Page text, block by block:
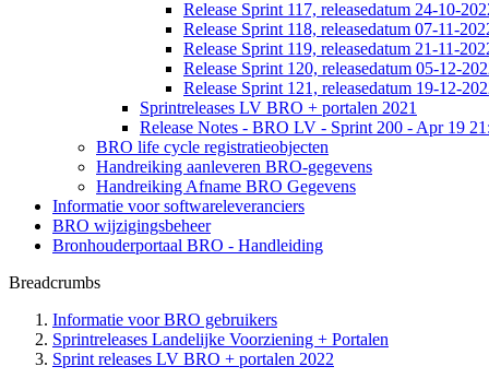
Release Sprint 117, releasedatum 24-10-
Release Sprint 118, releasedatum 07-11-
Release Sprint 119, releasedatum 21-11-
Release Sprint 120, releasedatum 05-12-
Release Sprint 121, releasedatum 19-12-
Sprintreleases LV BRO + portalen 2021
Release Notes - BRO LV - Sprint 200 - Apr 19
BRO life cycle registratieobjecten
Handreiking aanleveren BRO-gegevens
Handreiking Afname BRO Gegevens
Informatie voor softwareleveranciers
BRO wijzigingsbeheer
Bronhouderportaal BRO - Handleiding
Breadcrumbs
Informatie voor BRO gebruikers
Sprintreleases Landelijke Voorziening + Portalen
Sprint releases LV BRO + portalen 2022